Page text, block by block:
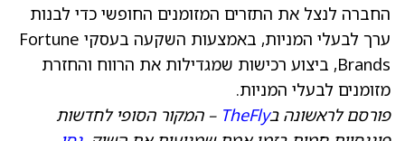
החברה לנצל את התזרים המזומנים החופשי כדי לבנות
ערך לבעלי המניות, באמצעות השקעה בעסקי Fortune
Brands, ביצוע רכישות שמגדילות את הרווח והחזרת
מזומנים לבעלי המניות.
פורסם לראשונה בTheFly – המקור הסופי לחדשות